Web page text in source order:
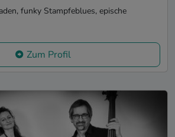
funky Stampfeblues, epische
Zum Profil